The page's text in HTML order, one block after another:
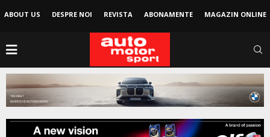
ABOUT US DESPRE NOI REVISTA ABONAMENTE MAGAZIN ONLINE